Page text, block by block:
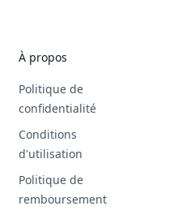
À propos
Politique de
confidentialité
Conditions
d'utilisation
Politique de
remboursement